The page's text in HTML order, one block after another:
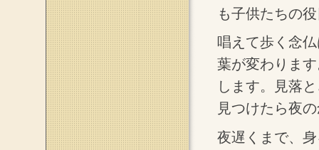
も子供たちの
唱えて歩く念
葉が変わりま
します。見落
見つけたら夜
夜遅くまで、